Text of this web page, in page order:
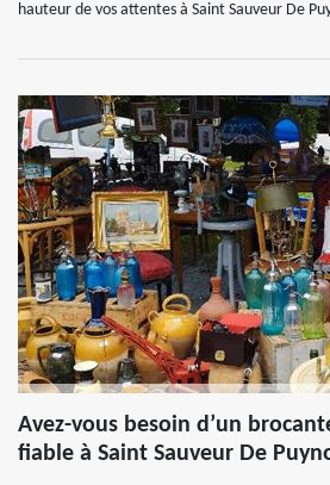
hauteur de vos attentes à Saint Sauveur De
Avez-vous besoin d’un
fiable à Saint Sauveur De